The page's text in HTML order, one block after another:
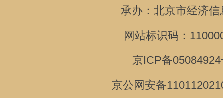
承办：北京市经济信
网站标识码：
京ICP备
京公网安备